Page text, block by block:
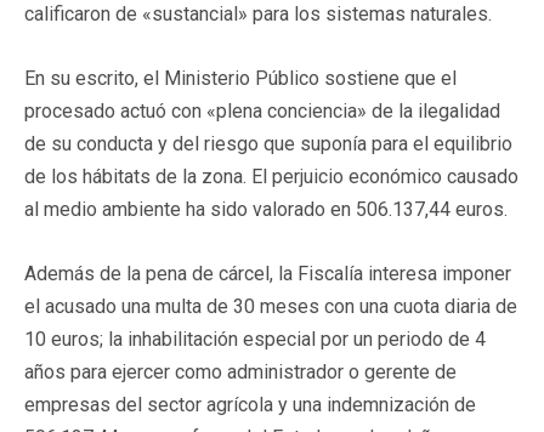
calificaron de «sustancial» para los sistemas naturales.
En su escrito, el Ministerio Público sostiene que el
procesado actuó con «plena conciencia» de la ilegalidad
de su conducta y del riesgo que suponía para el equilibrio
de los hábitats de la zona. El perjuicio económico causado
al medio ambiente ha sido valorado en 506.137,44 euros.
Además de la pena de cárcel, la Fiscalía interesa imponer
el acusado una multa de 30 meses con una cuota diaria de
10 euros; la inhabilitación especial por un periodo de 4
años para ejercer como administrador o gerente de
empresas del sector agrícola y una indemnización de